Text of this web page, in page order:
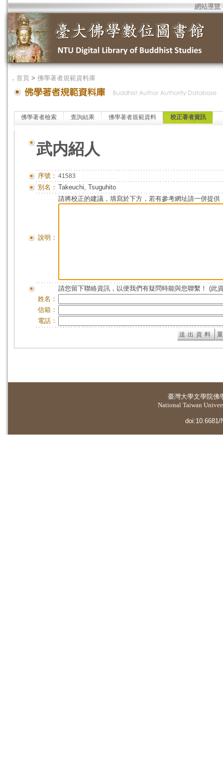
網站導覽
． 首頁 > 佛學著者規範資料庫
佛學著者檢索 查詢結果 佛學著者規範資料 校正著者資訊
武内紹人
序號： 41583
別名： Takeuchi, Tsuguhito
說明：
請將校正的建議，填寫於下方，若有參考網址請一併提供
請您留下聯絡資訊，以便我們有疑問時能與您聯繫！ (此
姓名：
信箱：
電話：
臺灣大學文學院佛
National Taiwan
doi:10.6681/